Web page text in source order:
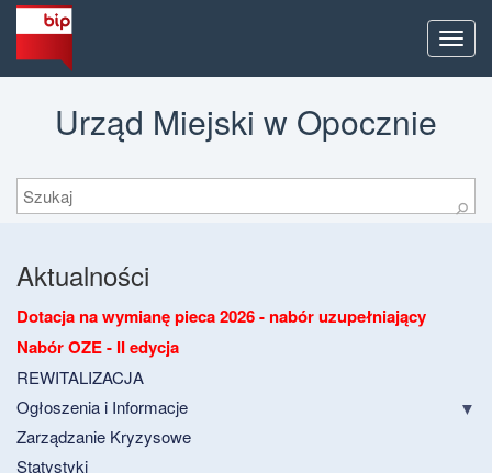
Menu
Urząd Miejski w Opocznie
Szukaj
⚲
Aktualności
Dotacja na wymianę pieca 2026 - nabór uzupełniający
Nabór OZE - II edycja
REWITALIZACJA
Ogłoszenia i Informacje
Zarządzanie Kryzysowe
Statystyki